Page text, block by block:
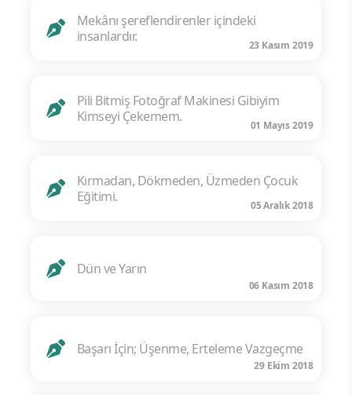
Mekânı şereflendirenler içindeki
insanlardır.
23 Kasım 2019
Pili Bitmiş Fotoğraf Makinesi Gibiyim
Kimseyi Çekemem.
01 Mayıs 2019
Kırmadan, Dökmeden, Üzmeden Çocuk
Eğitimi.
05 Aralık 2018
Dün ve Yarın
06 Kasım 2018
Başarı İçin; Üşenme, Erteleme Vazgeçme
29 Ekim 2018